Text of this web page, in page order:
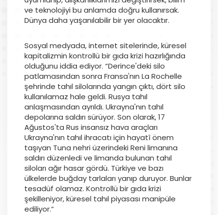
ve teknolojiyi bu anlamda doğru kullanırsak.
Dünya daha yaşanılabilir bir yer olacaktır.
Sosyal medyada, internet sitelerinde, küresel
kapitalizmin kontrollü bir gıda krizi hazırlığında
olduğunu iddia ediyor. “Derince'deki silo
patlamasından sonra Fransa'nın La Rochelle
şehrinde tahıl silolarında yangın çıktı, dört silo
kullanılamaz hale geldi. Rusya tahıl
anlaşmasından ayrıldı. Ukrayna'nın tahıl
depolarına saldırı sürüyor. Son olarak, 17
Ağustos'ta Rus insansız hava araçları
Ukrayna'nın tahıl ihracatı için hayatî önem
taşıyan Tuna nehri üzerindeki Reni limanına
saldırı düzenledi ve limanda bulunan tahıl
siloları ağır hasar gördü. Türkiye ve bazı
ülkelerde buğday tarlaları yanıp duruyor. Bunlar
tesadüf olamaz. Kontrollü bir gıda krizi
şekilleniyor, küresel tahıl piyasası manipüle
ediliyor.”